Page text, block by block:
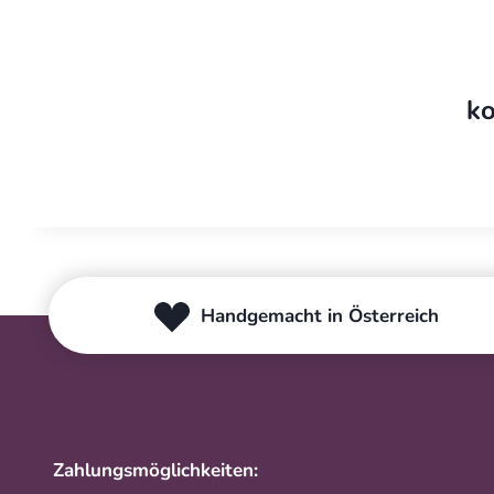
Handgemacht in Österreich
Zahlungsmöglichkeiten: